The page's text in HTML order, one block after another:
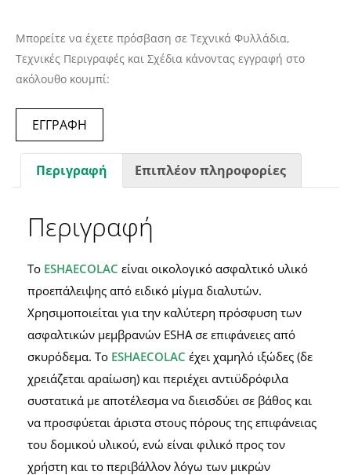
Μπορείτε να έχετε πρόσβαση σε Τεχνικά Φυλλάδια,
Τεχνικές Περιγραφές και Σχέδια κάνοντας εγγραφή στο
ακόλουθο κουμπί:
ΕΓΓΡΑΦΗ
Περιγραφή Επιπλέον πληροφορίες
Περιγραφή
To ESHAECOLAC είναι οικολογικό ασφαλτικό υλικό
προεπάλειψης από ειδικό μίγμα διαλυτών.
Χρησιμοποιείται για την καλύτερη πρόσφυση των
ασφαλτικών μεμβρανών ESHA σε επιφάνειες από
σκυρόδεμα. Το ESHAECOLAC έχει χαμηλό ιξώδες (δε
χρειάζεται αραίωση) και περιέχει αντιϋδρόφιλα
συστατικά με αποτέλεσμα να διεισδύει σε βάθος και
να προσφύεται άριστα στους πόρους της επιφάνειας
του δομικού υλικού, ενώ είναι φιλικό προς τον
χρήστη και το περιβάλλον λόγω των μικρών